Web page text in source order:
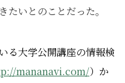
いとのことだった。
る大学公開講座の情報検
mananavi.com/） か